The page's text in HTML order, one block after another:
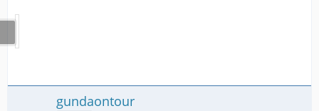
gundaontour